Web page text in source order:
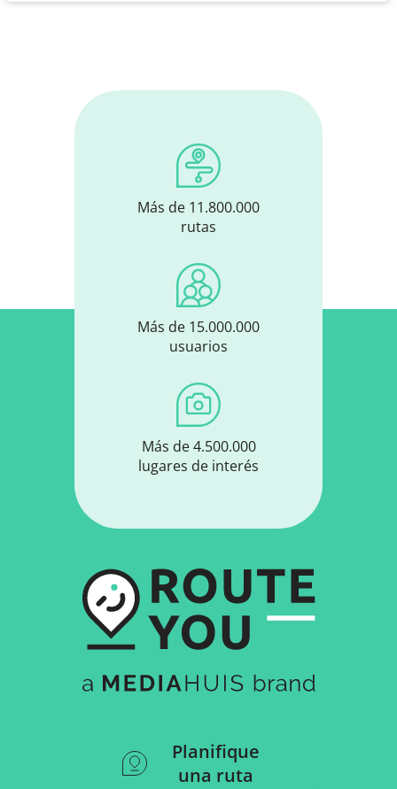
Más de 11.800.000
rutas
Más de 15.000.000
usuarios
Más de 4.500.000
lugares de interés
Planifique
una ruta